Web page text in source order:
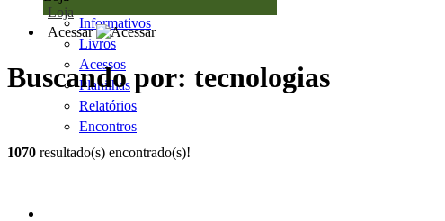
Loja
Informativos
Livros
Acessos
Planilhas
Relatórios
Encontros
Acessar
Buscando por: tecnologias
1070 resultado(s) encontrado(s)!